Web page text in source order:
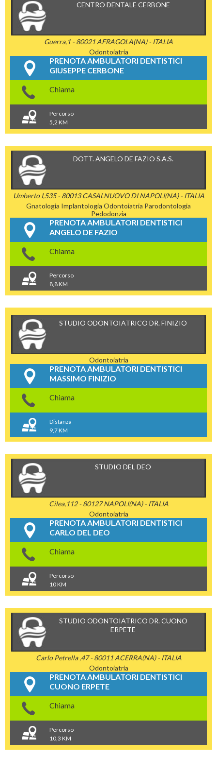
CENTRO DENTALE CERBONE
Guerra,1 - 80021 AFRAGOLA(NA) - ITALIA
Odontoiatria
PRENOTA AMBULATORI DENTISTICI
GIUSEPPE CERBONE
Chiama
Percorso
5,2 KM
DOTT. ANGELO DE FAZIO S.A.S.
Umberto I,535 - 80013 CASALNUOVO DI NAPOLI(NA) - ITALIA
Gnatologia Implantologia Odontoiatria Parodontologia
Pedodonzia
PRENOTA AMBULATORI DENTISTICI
ANGELO DE FAZIO
Chiama
Percorso
8,8 KM
STUDIO ODONTOIATRICO DR. FINIZIO
Odontoiatria
PRENOTA AMBULATORI DENTISTICI
MASSIMO FINIZIO
Chiama
Distanza
9,7 KM
STUDIO DEL DEO
Cilea,112 - 80127 NAPOLI(NA) - ITALIA
Odontoiatria
PRENOTA AMBULATORI DENTISTICI
CARLO DEL DEO
Chiama
Percorso
10 KM
STUDIO ODONTOIATRICO DR. CUONO
ERPETE
Carlo Petrella ,47 - 80011 ACERRA(NA) - ITALIA
Odontoiatria
PRENOTA AMBULATORI DENTISTICI
CUONO ERPETE
Chiama
Percorso
10,3 KM